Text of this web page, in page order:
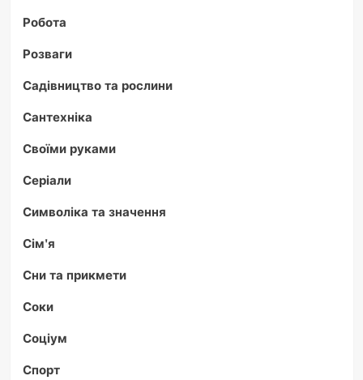
Робота
Розваги
Садівництво та рослини
Сантехніка
Своїми руками
Серіали
Символіка та значення
Сім'я
Сни та прикмети
Соки
Соціум
Спорт